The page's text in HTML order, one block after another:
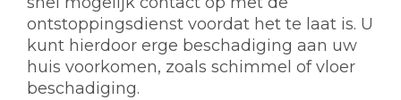
ontstoppingsdienst voordat het te laat is. U
kunt hierdoor erge beschadiging aan uw
huis voorkomen, zoals schimmel of vloer
beschadiging.